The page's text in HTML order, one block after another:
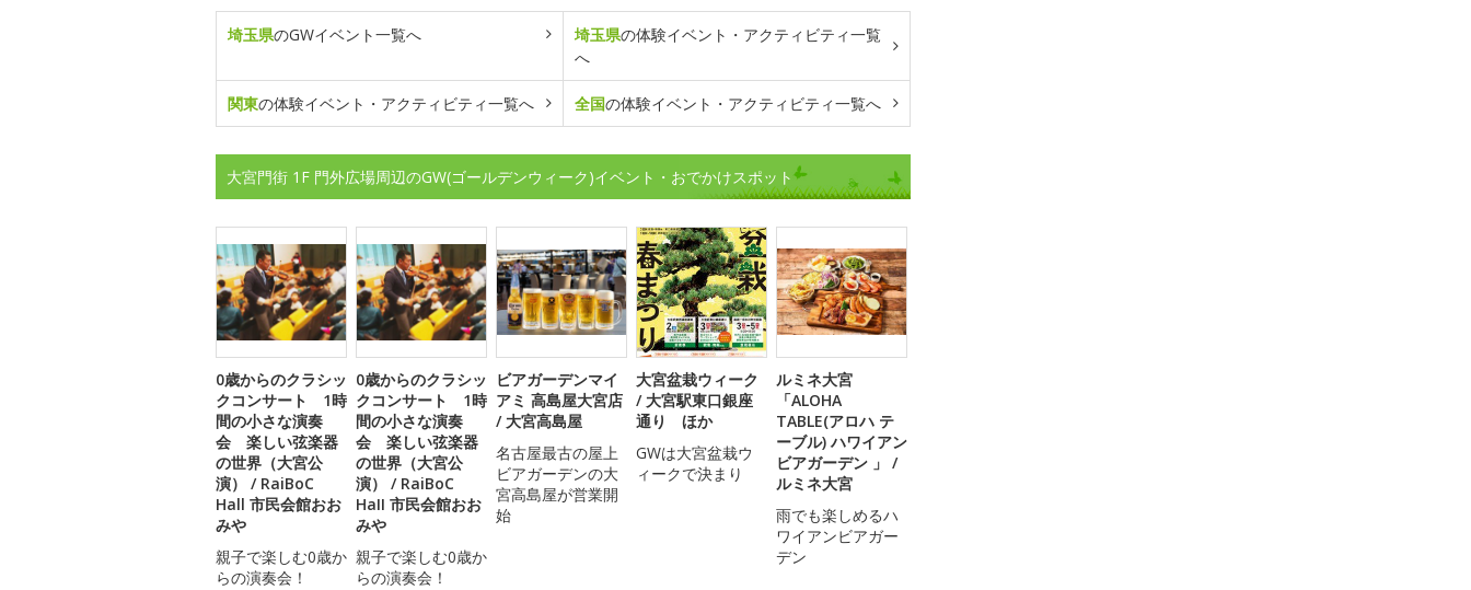
埼玉県のGWイベント一覧へ 埼玉県の体験イベント・アクティビティ一覧
へ
関東の体験イベント・アクティビティ一覧へ 全国の体験イベント・アクティビティ一覧へ
大宮門街 1F 門外広場周辺のGW(ゴールデンウィーク)イベント・おでかけスポット
0歳からのクラシッ
クコンサート 1時
間の小さな演奏
会 楽しい弦楽器
の世界（大宮公
演） / RaiBoC
Hall 市民会館おお
みや
親子で楽しむ0歳か
らの演奏会！
0歳からのクラシッ
クコンサート 1時
間の小さな演奏
会 楽しい弦楽器
の世界（大宮公
演） / RaiBoC
HaII 市民会館おお
みや
親子で楽しむ0歳か
らの演奏会！
ビアガーデンマイ
アミ 高島屋大宮店
/ 大宮高島屋
名古屋最古の屋上
ビアガーデンの大
宮高島屋が営業開
始
大宮盆栽ウィーク
/ 大宮駅東口銀座
通り ほか
GWは大宮盆栽ウ
ィークで決まり
ルミネ大宮
「ALOHA
TABLE(アロハ テ
ーブル) ハワイアン
ビアガーデン 」 /
ルミネ大宮
雨でも楽しめるハ
ワイアンビアガー
デン